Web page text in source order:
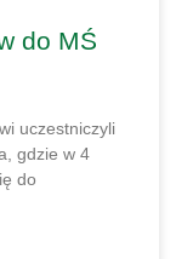
do MŚ
uczestniczyli
gdzie w 4
do